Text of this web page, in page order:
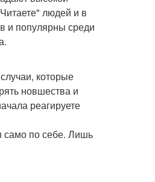
людей и в
и популярны среди
которые
новшества и
реагируете
само по себе. Лишь